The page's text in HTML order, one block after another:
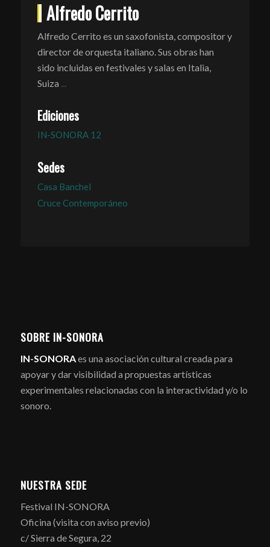
Alfredo Cerrito
Alfredo Cerrito es un saxofonista, compositor y
director de orquesta italiano. Sus obras han
sido incluidas en festivales y salas en Italia,
Suiza ...
Ediciones
IN-SONORA 12
Sedes
Casa Banchel
Cruce Contemporáneo
SOBRE IN-SONORA
IN-SONORAes una asociación cultural creada para
apoyar y dar visibilidad a propuestas artísticas
experimentales relacionadas con la interactividad y/o lo
sonoro.
NUESTRA SEDE
Festival IN-SONORA
Oficina (visita con aviso previo)
c/ Sierra de Segura, 22